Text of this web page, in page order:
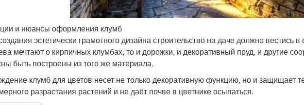
и нюансы оформления клумб
эстетически грамотного дизайна строительство на даче должно вестись
мечтают о кирпичных клумбах, то и дорожки, и декоративный пруд, и другие
быть построены из того же материала.
клумб для цветов несет не только декоративную функцию, но и защищает
разрастания растений и не даёт почве в цветнике осыпаться.